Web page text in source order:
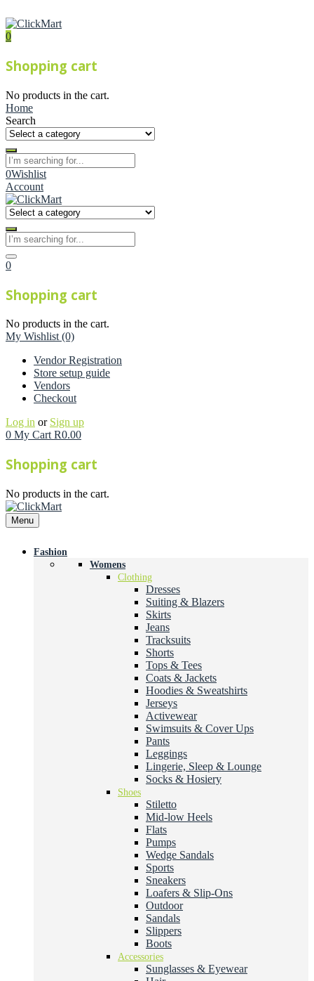
0
Shopping cart
No products in the cart.
Home
Search
0Wishlist
Account
0
Shopping cart
No products in the cart.
My Wishlist (0)
Vendor Registration
Store setup guide
Vendors
Checkout
Log in or Sign up
0 My Cart R0.00
Shopping cart
No products in the cart.
Menu
Fashion
Womens
Clothing
Dresses
Suiting & Blazers
Skirts
Jeans
Tracksuits
Shorts
Tops & Tees
Coats & Jackets
Hoodies & Sweatshirts
Jerseys
Activewear
Swimsuits & Cover Ups
Pants
Leggings
Lingerie, Sleep & Lounge
Socks & Hosiery
Shoes
Stiletto
Mid-low Heels
Flats
Pumps
Wedge Sandals
Sports
Sneakers
Loafers & Slip-Ons
Outdoor
Sandals
Slippers
Boots
Accessories
Sunglasses & Eyewear